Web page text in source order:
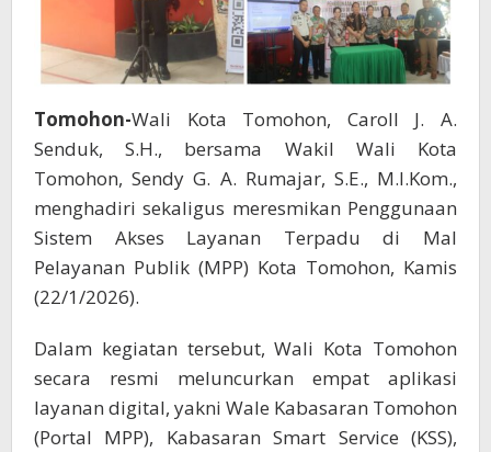
Tomohon-Wali Kota Tomohon, Caroll J. A.
Senduk, S.H., bersama Wakil Wali Kota
Tomohon, Sendy G. A. Rumajar, S.E., M.I.Kom.,
menghadiri sekaligus meresmikan Penggunaan
Sistem Akses Layanan Terpadu di Mal
Pelayanan Publik (MPP) Kota Tomohon, Kamis
(22/1/2026).
Dalam kegiatan tersebut, Wali Kota Tomohon
secara resmi meluncurkan empat aplikasi
layanan digital, yakni Wale Kabasaran Tomohon
(Portal MPP), Kabasaran Smart Service (KSS),